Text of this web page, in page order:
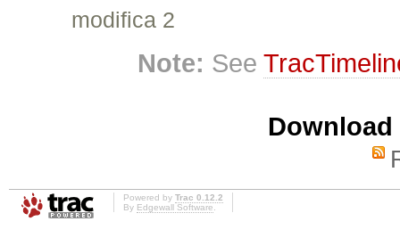
modifica 2
Note: See
Powered by Trac 0.12.2
By Edgewall Software